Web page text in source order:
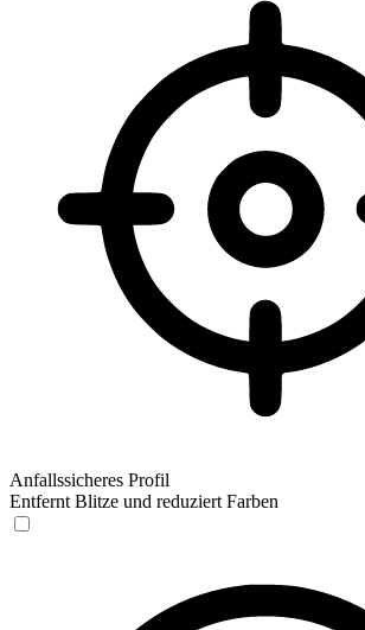
Anfallssicheres Profil
Entfernt Blitze und reduziert Farben